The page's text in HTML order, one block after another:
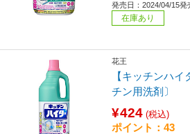
発売日：2024/04/15発
在庫あり
花王
【キッチンハ
チン用洗剤〕
¥424 (税込)
ポイント：43